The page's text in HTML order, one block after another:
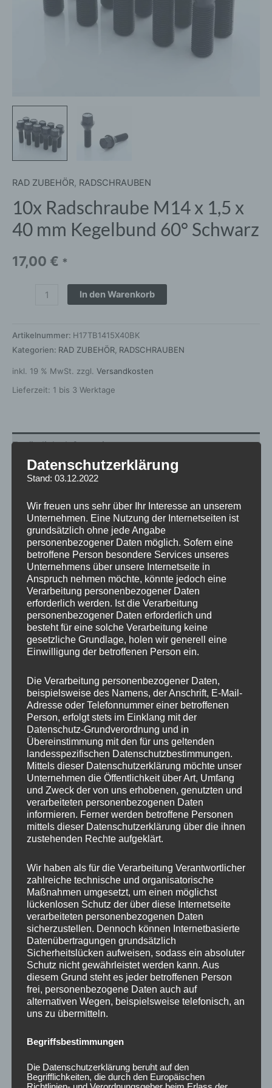
RAD ZUBEHÖR, RADSCHRAUBEN
10x Radschraube M14 x 1,5 x
40 mm Kegelbund 60° Schwarz
17,00 € *
In den Warenkorb
Artikelnummer: H17TB1415X40BK
Kategorien: RAD ZUBEHÖR RADSCHRAUBEN
inkl. 19 % MwSt. zzgl. Versandkosten
Lieferzeit: 1 bis 3 Werktage
Zusätzliche Informationen
Produktsicherheit
Produktart Radschraube
Gewindedurchmesser M14
Gewindesteigung 1,5
Schlüsselweite (SW) 17
Schaftlänge 40 mm
Bundform Kegelbund 60°
Materialfestigkeit 10.9
Grundfarbe Schwarz
Material Stahl
Ähnliche Produkte
20x Radmutter LUG
NUTS OFFEN M12 x
1,5 x 45 mm Kegelbund
60° Schwarz
50,00€ *
Bewertet
mit
20x Radmutter M12 x
1,25 x 35 mm
Kegelbund 60°
Schwarz
35,00€ *
Bewertet
mit
Datenschutzerklärung
Stand: 03.12.2022
Wir freuen uns sehr über Ihr Interesse an unserem
Unternehmen. Eine Nutzung der Internetseiten ist
grundsätzlich ohne jede Angabe
personenbezogener Daten möglich. Sofern eine
betroffene Person besondere Services unseres
Unternehmens über unsere Internetseite in
Anspruch nehmen möchte, könnte jedoch eine
Verarbeitung personenbezogener Daten
erforderlich werden. Ist die Verarbeitung
personenbezogener Daten erforderlich und
besteht für eine solche Verarbeitung keine
gesetzliche Grundlage, holen wir generell eine
Einwilligung der betroffenen Person ein.
Die Verarbeitung personenbezogener Daten,
beispielsweise des Namens, der Anschrift, E-Mail-
Adresse oder Telefonnummer einer betroffenen
Person, erfolgt stets im Einklang mit der
Datenschutz-Grundverordnung und in
Übereinstimmung mit den für uns geltenden
landesspezifischen Datenschutzbestimmungen.
Mittels dieser Datenschutzerklärung möchte unser
Unternehmen die Öffentlichkeit über Art, Umfang
und Zweck der von uns erhobenen, genutzten und
verarbeiteten personenbezogenen Daten
informieren. Ferner werden betroffene Personen
mittels dieser Datenschutzerklärung über die ihnen
zustehenden Rechte aufgeklärt.
Wir haben als für die Verarbeitung Verantwortlicher
zahlreiche technische und organisatorische
Maßnahmen umgesetzt, um einen möglichst
lückenlosen Schutz der über diese Internetseite
verarbeiteten personenbezogenen Daten
sicherzustellen. Dennoch können Internetbasierte
Datenübertragungen grundsätzlich
Sicherheitslücken aufweisen, sodass ein absoluter
Schutz nicht gewährleistet werden kann. Aus
diesem Grund steht es jeder betroffenen Person
frei, personenbezogene Daten auch auf
alternativen Wegen, beispielsweise telefonisch, an
uns zu übermitteln.
Begriffsbestimmungen
Die Datenschutzerklärung beruht auf den
Begrifflichkeiten, die durch den Europäischen